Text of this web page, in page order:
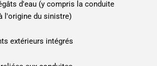
d'eau (y compris la conduite
l'origine du sinistre)
extérieurs intégrés